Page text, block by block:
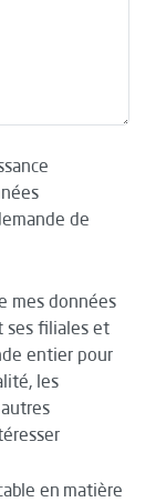
de
mes données
ses filiales et
entier pour
les
en matière